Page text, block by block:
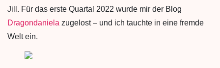
Jill. Für das erste Quartal 2022 wurde mir der Blog
Dragondaniela zugelost – und ich tauchte in eine fremde
Welt ein.